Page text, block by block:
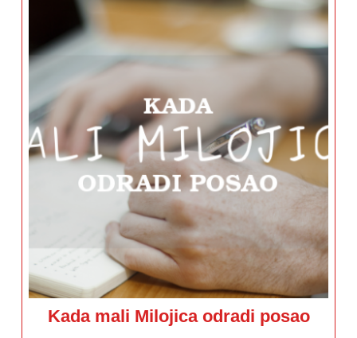
Kada mali Milojica odradi posaoKada
mali